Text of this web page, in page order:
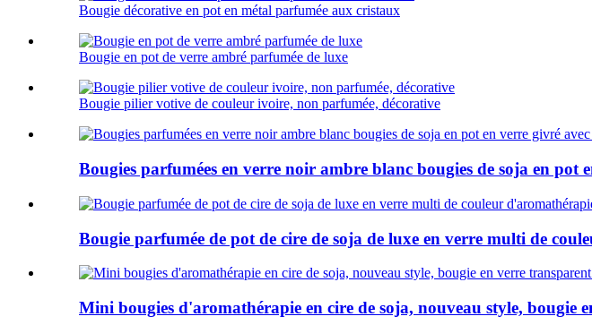
Bougie décorative en pot en métal parfumée aux cristaux
Bougie en pot de verre ambré parfumée de luxe
Bougie pilier votive de couleur ivoire, non parfumée, décorative
Bougies parfumées en verre noir ambre blanc bougies de soja en pot
Bougie parfumée de pot de cire de soja de luxe en verre multi de
Mini bougies d'aromathérapie en cire de soja, nouveau style, bougie